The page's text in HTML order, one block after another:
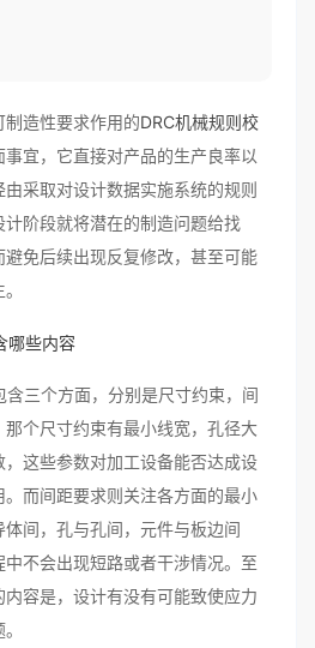
造性要求作用的DRC机械规则校
宜，它直接对产品的生产良率以
采取对设计数据实施系统的规则
阶段就将潜在的制造问题给找
免后续出现反复修改，甚至可能
哪些内容
含三个方面，分别是尺寸约束，间
个尺寸约束有最小线宽，孔径大
这些参数对加工设备能否达成设
而间距要求则关注各方面的最小
间，孔与孔间，元件与板边间
不会出现短路或者干涉情况。至
容是，设计有没有可能致使应力